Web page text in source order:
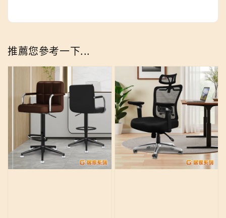
推薦您參考一下...